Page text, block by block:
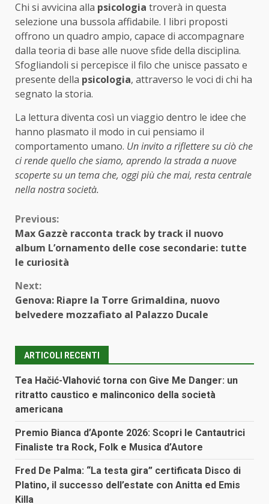
Chi si avvicina alla psicologia troverà in questa
selezione una bussola affidabile. I libri proposti
offrono un quadro ampio, capace di accompagnare
dalla teoria di base alle nuove sfide della disciplina.
Sfogliandoli si percepisce il filo che unisce passato e
presente della psicologia, attraverso le voci di chi ha
segnato la storia.
La lettura diventa così un viaggio dentro le idee che
hanno plasmato il modo in cui pensiamo il
comportamento umano. Un invito a riflettere su ciò che
ci rende quello che siamo, aprendo la strada a nuove
scoperte su un tema che, oggi più che mai, resta centrale
nella nostra società.
Continue
Reading
Previous:
Max Gazzè racconta track by track il nuovo
album L’ornamento delle cose secondarie: tutte
le curiosità
Next:
Genova: Riapre la Torre Grimaldina, nuovo
belvedere mozzafiato al Palazzo Ducale
ARTICOLI RECENTI
Tea Hačić-Vlahović torna con Give Me Danger: un
ritratto caustico e malinconico della società
americana
Premio Bianca d’Aponte 2026: Scopri le Cantautrici
Finaliste tra Rock, Folk e Musica d’Autore
Fred De Palma: “La testa gira” certificata Disco di
Platino, il successo dell’estate con Anitta ed Emis
Killa